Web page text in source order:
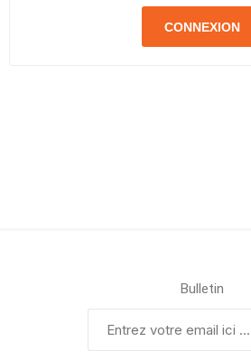
CONNEXION
Bulletin